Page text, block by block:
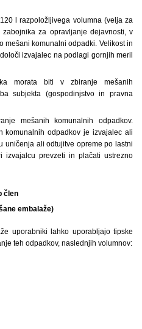
l razpoložljivega volumna (velja za
za opravljanje dejavnosti, v
mešani komunalni odpadki. Velikost in
izvajalec na podlagi gornjih meril
morata biti v zbiranje mešanih
subjekta (gospodinjstvo in pravna
mešanih komunalnih odpadkov.
komunalnih odpadkov je izvajalec ali
uničenja ali odtujitve opreme po lastni
izvajalcu prevzeti in plačati ustrezno
člen
embalaže)
uporabniki lahko uporabljajo tipske
teh odpadkov, naslednjih volumnov: